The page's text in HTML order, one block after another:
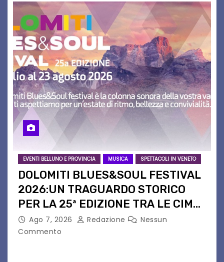
EVENTI BELLUNO E PROVINCIA MUSICA SPETTACOLI IN VENETO
DOLOMITI BLUES&SOUL FESTIVAL
2026:UN TRAGUARDO STORICO
PER LA 25ª EDIZIONE TRA LE CIME
PATRIMONIO UNESCO
Ago 7, 2026 Redazione
Nessun
Commento